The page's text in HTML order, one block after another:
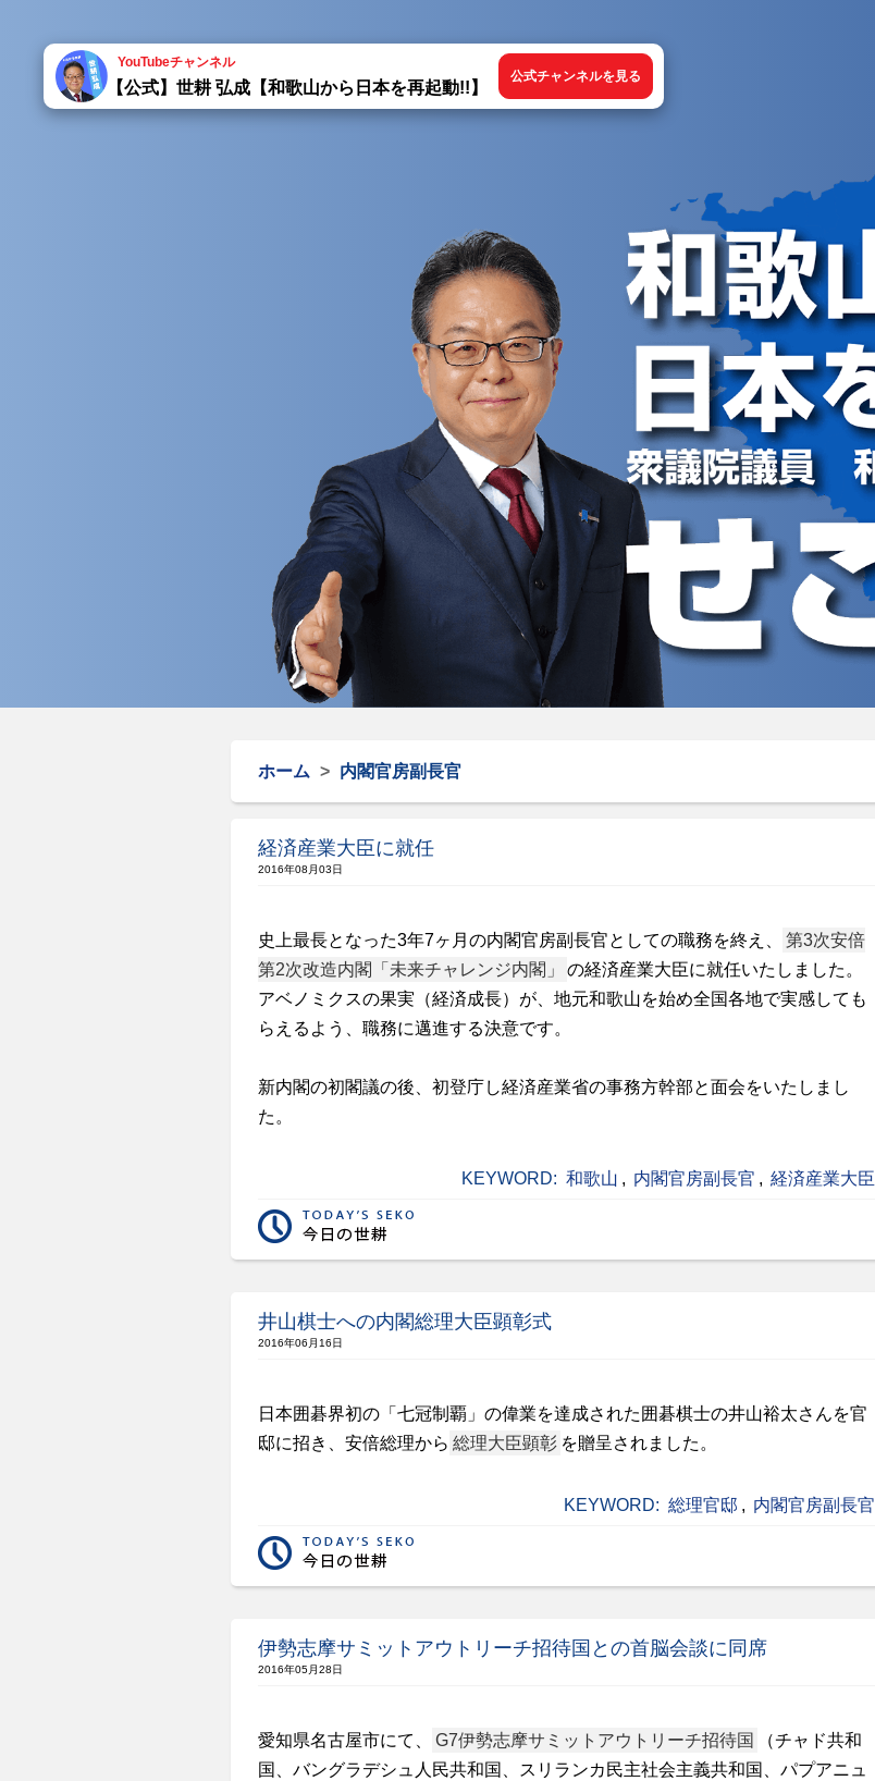
YouTubeチャンネル
【公式】世耕 弘成【和歌山から日本を再起動!!】
公式チャンネルを見る
ホーム > 内閣官房副長官
経済産業大臣に就任
2016年08月03日
史上最長となった3年7ヶ月の内閣官房副長官としての職務を終え、
第3次安倍
第2次改造内閣「未来チャレンジ内閣」
の経済産業大臣に就任いたしました。
アベノミクスの果実（経済成長）が、地元和歌山を始め全国各地で実感しても
らえるよう、職務に邁進する決意です。
新内閣の初閣議の後、初登庁し経済産業省の事務方幹部と面会をいたしまし
た。
KEYWORD: 和歌山 , 内閣官房副長官 , 経済産業大臣
井山棋士への内閣総理大臣顕彰式
2016年06月16日
日本囲碁界初の「七冠制覇」の偉業を達成された囲碁棋士の井山裕太さんを官
邸に招き、安倍総理から 総理大臣顕彰 を贈呈されました。
KEYWORD: 総理官邸 , 内閣官房副長官
伊勢志摩サミットアウトリーチ招待国との首脳会談に同席
2016年05月28日
愛知県名古屋市にて、 G7伊勢志摩サミットアウトリーチ招待国
（チャド共和
国、バングラデシュ人民共和国、スリランカ民主社会主義共和国、パプアニュ